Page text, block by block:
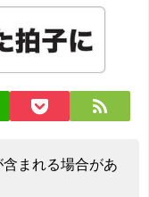
まれる場合があ